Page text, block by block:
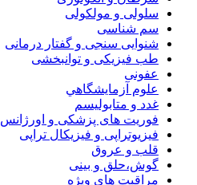
سلولی و مولکولی
سم شناسی
شنوایی سنجی و گفتار درمانی
طب فیزیکی و توانبخشی
عفونی
علوم آزمايشگاهي
غدد و متابولیسم
فوریت های پزشکی و اورژانس
فیزیوتراپی و فیزیکال تراپی
قلب و عروق
گوش،حلق و بینی
مراقبت های ویژه